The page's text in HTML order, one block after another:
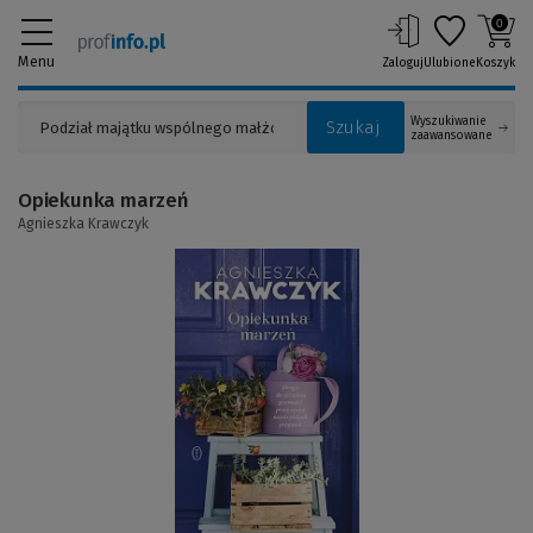
Menu
Szukaj
Wyszukiwanie
zaawansowane
ZalogujUlubione
0
Koszyk
Opiekunka marzeń
Agnieszka Krawczyk